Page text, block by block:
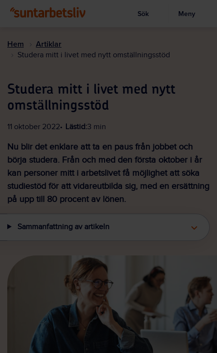
huvudinnehållet
Visa sökruta
Sök Meny
Hem Artiklar
Studera mitt i livet med nytt omställningsstöd
Studera mitt i livet med nytt
omställningsstöd
11 oktober 2022 Lästid:3 min
Nu blir det enklare att ta en paus från jobbet och
börja studera. Från och med den första oktober i år
kan personer mitt i arbetslivet få möjlighet att söka
studiestöd för att vidareutbilda sig, med en ersättning
på upp till 80 procent av lönen.
Sammanfattning av artikeln